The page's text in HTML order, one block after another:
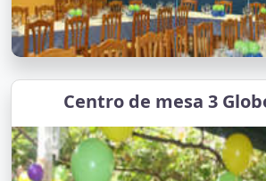
Centro de mesa 3